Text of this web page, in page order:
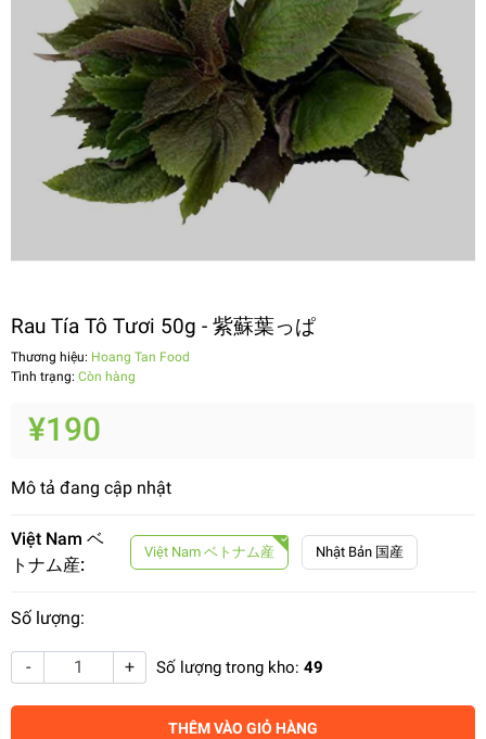
Rau Tía Tô Tươi 50g - 紫蘇葉っぱ
Thương hiệu: Hoang Tan Food
Tình trạng: Còn hàng
¥190
Mô tả đang cập nhật
Việt Nam ベ
トナム産:
Việt Nam ベトナム産 Nhật Bản 国産
Số lượng:
- + Số lượng trong kho: 49
THÊM VÀO GIỎ HÀNG